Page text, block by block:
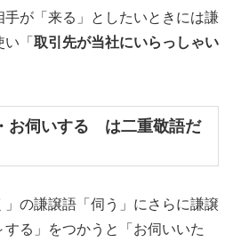
手が「来る」としたいときには謙
「 取引先が当社にいらっしゃい
お伺いする は二重敬語だ
」の謙譲語「伺う」にさらに謙譲
る」をつかうと「お伺いいた